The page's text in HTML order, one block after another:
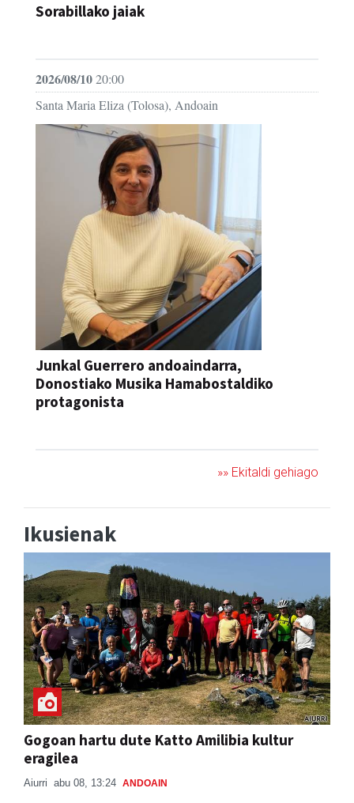
Sorabillako jaiak
2026/08/1020:00
Santa Maria Eliza (Tolosa), Andoain
Junkal Guerrero andoaindarra,
Donostiako Musika Hamabostaldiko
protagonista
»» Ekitaldi gehiago
Ikusienak
Gogoan hartu dute Katto Amilibia kultur
eragilea
Aiurri abu 08, 13:24 ANDOAIN